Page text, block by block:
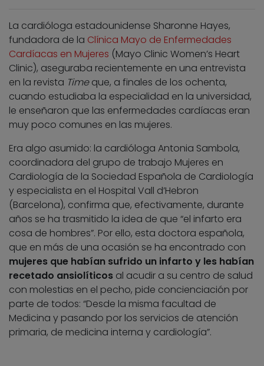
La cardióloga estadounidense Sharonne Hayes,
fundadora de la Clínica Mayo de Enfermedades
Cardíacas en Mujeres (Mayo Clinic Women’s Heart
Clinic), aseguraba recientemente en una entrevista
en la revista Timeque, a finales de los ochenta,
cuando estudiaba la especialidad en la universidad,
le enseñaron que las enfermedades cardíacas eran
muy poco comunes en las mujeres.
Era algo asumido: la cardióloga Antonia Sambola,
coordinadora del grupo de trabajo Mujeres en
Cardiología de la Sociedad Española de Cardiología
y especialista en el Hospital Vall d’Hebron
(Barcelona), confirma que, efectivamente, durante
años se ha trasmitido la idea de que “el infarto era
cosa de hombres”. Por ello, esta doctora española,
que en más de una ocasión se ha encontrado con
mujeres que habían sufrido un infarto y les habían
recetado ansiolíticos al acudir a su centro de salud
con molestias en el pecho, pide concienciación por
parte de todos: “Desde la misma facultad de
Medicina y pasando por los servicios de atención
primaria, de medicina interna y cardiología”.